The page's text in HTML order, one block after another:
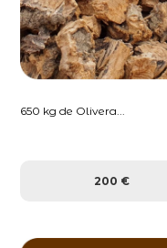
650 kg de Olivera...
200 €